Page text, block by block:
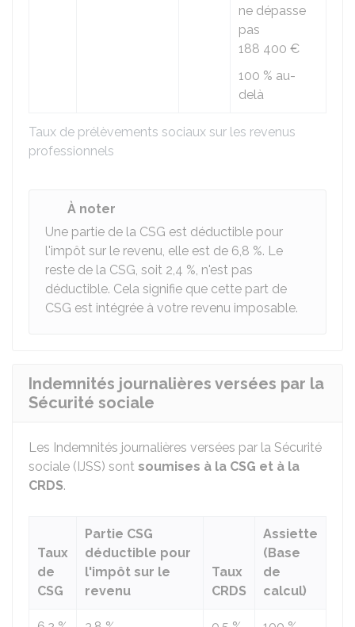
Taux de prélèvements sociaux sur les revenus
professionnels
ne dépasse
pas
188 400 €
100 % au-
delà
À noter
Une partie de la CSG est déductible pour
l'impôt sur le revenu, elle est de 6,8 %. Le
reste de la CSG, soit 2,4 %, n'est pas
déductible. Cela signifie que cette part de
CSG est intégrée à votre revenu imposable.
Indemnités journalières versées par la
Sécurité sociale
Les Indemnités journalières versées par la Sécurité
sociale (IJSS) sont soumises à la CSG et à la
CRDS.
Taux
de
CSG
Partie CSG
déductible pour
l'impôt sur le
revenu
Taux
CRDS
Assiette
(Base
de
calcul)